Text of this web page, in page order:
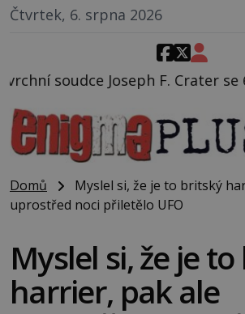
Čtvrtek, 6. srpna 2026
Crater se 6. srpna 1930
Domů
Myslel si, že je to britský
uprostřed noci přiletělo UFO
Myslel si, že je
harrier, pak ale